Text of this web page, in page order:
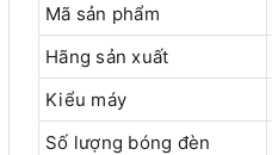
Mã sản phẩm
Hãng sản xuất
Kiểu máy
Số lượng bóng đèn